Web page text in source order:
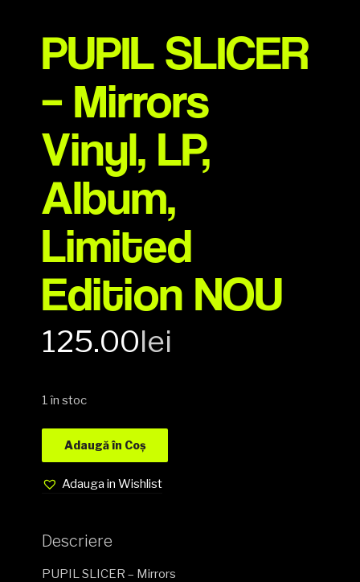
PUPIL SLICER
– Mirrors
Vinyl, LP,
Album,
Limited
Edition NOU
125.00lei
1 în stoc
Adaugă în Coș
Adauga in Wishlist
Descriere
PUPIL SLICER – Mirrors